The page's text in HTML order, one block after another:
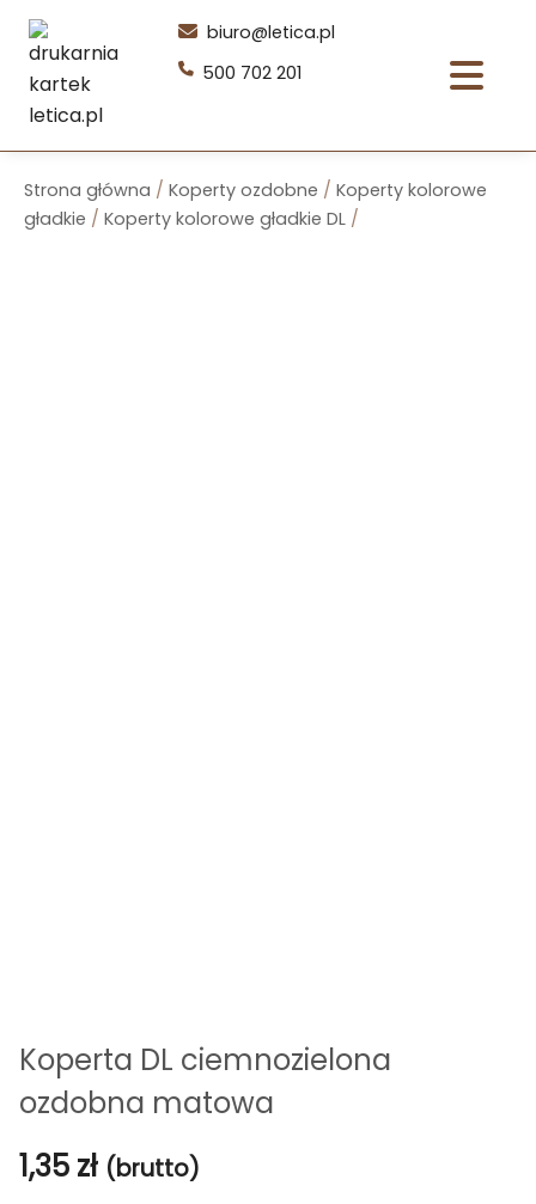
Przejdź
treści
biuro@letica.pl
500 702 201
Strona główna / Koperty ozdobne / Koperty kolorowe
gładkie / Koperty kolorowe gładkie DL /
Koperta DL ciemnozielona
ozdobna matowa
1,35 zł (brutto)